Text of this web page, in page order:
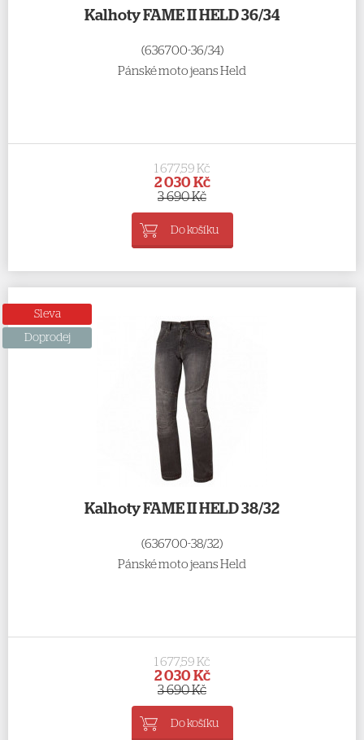
Kalhoty FAME II HELD 36/34
(636700-36/34)
Pánské moto jeans Held
1 677,59 Kč
2 030 Kč
3 690 Kč
Do košíku
Sleva
Doprodej
Kalhoty FAME II HELD 38/32
(636700-38/32)
Pánské moto jeans Held
1 677,59 Kč
2 030 Kč
3 690 Kč
Do košíku